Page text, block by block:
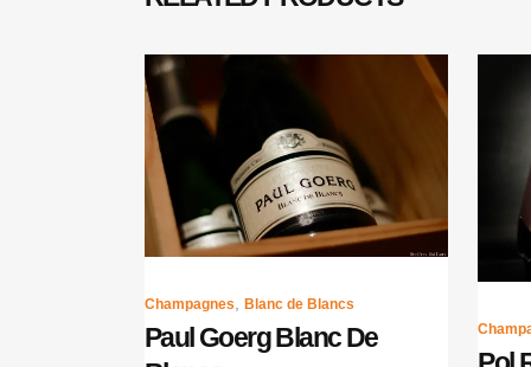
Champagnes Blanc de Blancs
Paul Goerg Blanc De